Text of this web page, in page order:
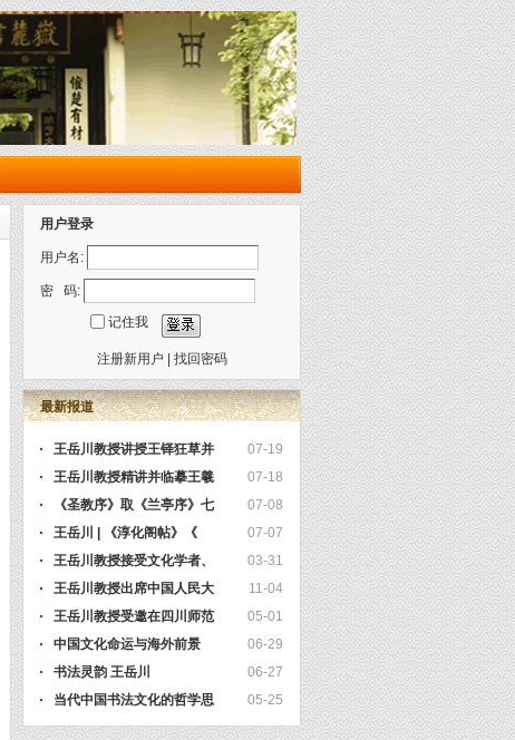
用户登录
用户名:
密 码:
记住我
注册新用户 找回密码
最新报道
07-19
王岳川教授讲授王铎狂草并
07-18
王岳川教授精讲并临摹王羲
07-08
《圣教序》取《兰亭序》七
07-07
王岳川 | 《淳化阁帖》《
03-31
王岳川教授接受文化学者、
11-04
王岳川教授出席中国人民大
05-01
王岳川教授受邀在四川师范
06-29
中国文化命运与海外前景
06-27
书法灵韵 王岳川
05-25
当代中国书法文化的哲学思